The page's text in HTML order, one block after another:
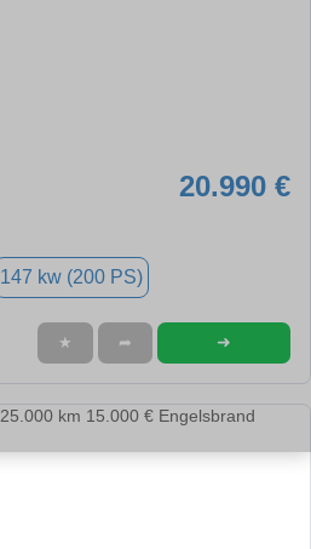
20.990 €
147 kw (200 PS)
★ ➦ ➜